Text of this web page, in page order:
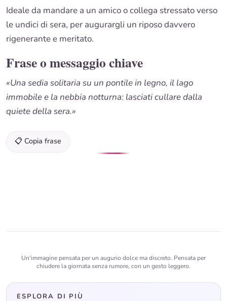
Ideale da mandare a un amico o collega stressato verso
le undici di sera, per augurargli un riposo davvero
rigenerante e meritato.
Frase o messaggio chiave
«Una sedia solitaria su un pontile in legno, il lago
immobile e la nebbia notturna: lasciati cullare dalla
quiete della sera.»
📋 Copia frase
Un'immagine pensata per un augurio dolce ma discreto. Pensata per
chiudere la giornata senza rumore, con un gesto leggero.
ESPLORA DI PIÙ